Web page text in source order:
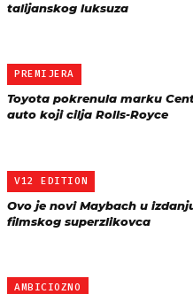
talijanskog luksuza
PREMIJERA
Toyota pokrenula marku
auto koji cilja Rolls-Royce
V12 EDITION
Ovo je novi Maybach u
filmskog superzlikovca
AMBICIOZNO